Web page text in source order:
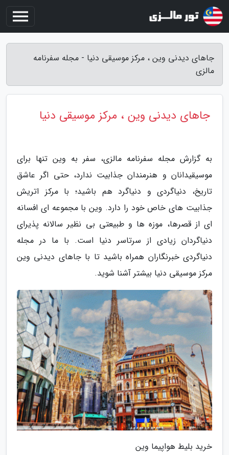
جاهای دیدنی وین ، مرکز موسیقی دنیا - مجله سفرنامه
مالزی
جاهای دیدنی وین ، مرکز موسیقی دنیا
به گزارش مجله سفرنامه مالزی، سفر به وین تنها برای
موسیقیدانان و هنرمندان جذابیت ندارد، حتی اگر عاشق
تاریخ، دنیاگردی و دنیاگرد هم باشید؛ با مرکز اتریش
جذابیت های خاص خود را دارد. وین با مجموعه ای افسانه
ای از قصرها، موزه ها و طبیعتی بی نظیر سالانه پذیرای
دنیاگردان زیادی از سرتاسر دنیا است. با ما در مجله
دنیاگردی خبرنگاران همراه باشید تا با جاهای دیدنی وین
مرکز موسیقی دنیا بیشتر آشنا شوید.
خرید بلیط هواپیما وین